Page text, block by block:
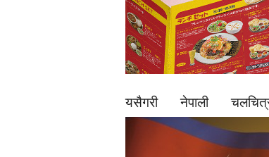
यसैगरी नेपाली